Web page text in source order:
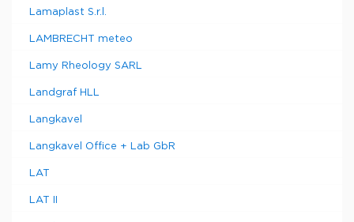
Lamaplast S.r.l.
LAMBRECHT meteo
Lamy Rheology SARL
Landgraf HLL
Langkavel
Langkavel Office + Lab GbR
LAT
LAT II